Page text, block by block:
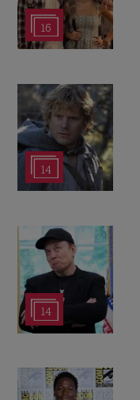
16
14
14